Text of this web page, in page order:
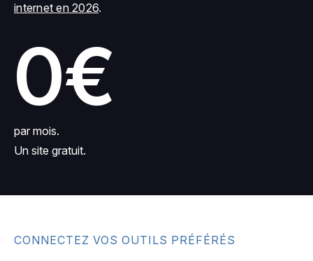
internet en 2026.
0€
par mois.
Un site gratuit.
CONNECTEZ VOS OUTILS PRÉFÉRÉS